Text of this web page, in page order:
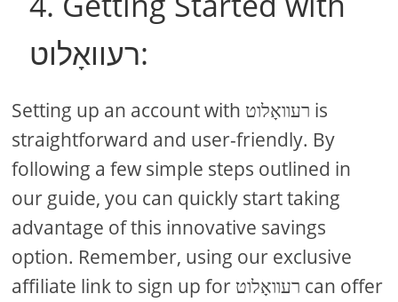
רעוואָלוט:
Setting up an account with רעוואָלוט is
straightforward and user-friendly. By
following a few simple steps outlined in
our guide, you can quickly start taking
advantage of this innovative savings
option. Remember, using our exclusive
affiliate link to sign up for רעוואָלוט can offer